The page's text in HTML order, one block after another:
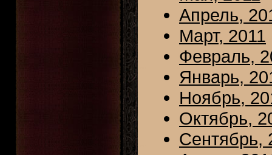
Апрель,
Март, 2011
Февраль,
Январь,
Ноябрь,
Октябрь,
Сентябрь,